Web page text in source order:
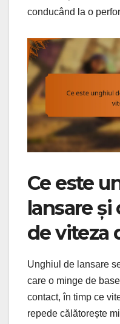
conducând la o
Ce este
lansare și
de viteza
Unghiul de lansare
care o minge de
contact, în timp ce
repede călătorește